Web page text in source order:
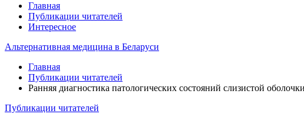
Главная
Публикации читателей
Интересное
Альтернативная медицина в Беларуси
Главная
Публикации читателей
Ранняя диагностика патологических состояний слизистой
Публикации читателей